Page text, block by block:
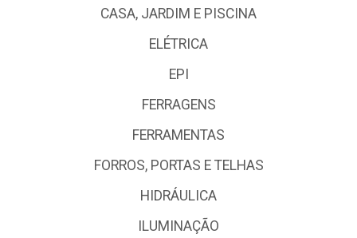
CASA, JARDIM E PISCINA
ELÉTRICA
EPI
FERRAGENS
FERRAMENTAS
FORROS, PORTAS E TELHAS
HIDRÁULICA
ILUMINAÇÃO